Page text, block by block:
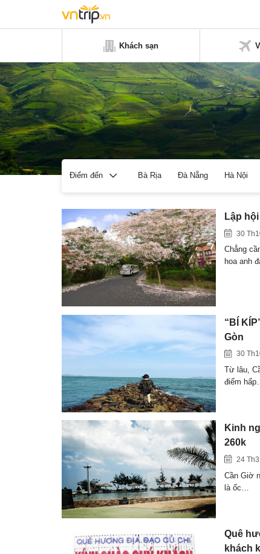
Khách sạn
Điểm đến Bà Rịa Đà Nẵng Hà Nội
Lập
30
Chẳng
hoa anh
“BÍ
Gòn
30
Từ lâu,
điểm hấp…
Kinh
260k
24
Cần Giờ
là ốc…
Quê
khách